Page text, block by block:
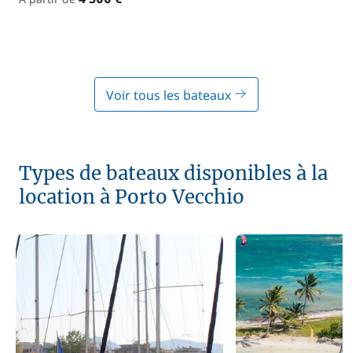
Voir tous les bateaux
Types de bateaux disponibles à la
location à Porto Vecchio